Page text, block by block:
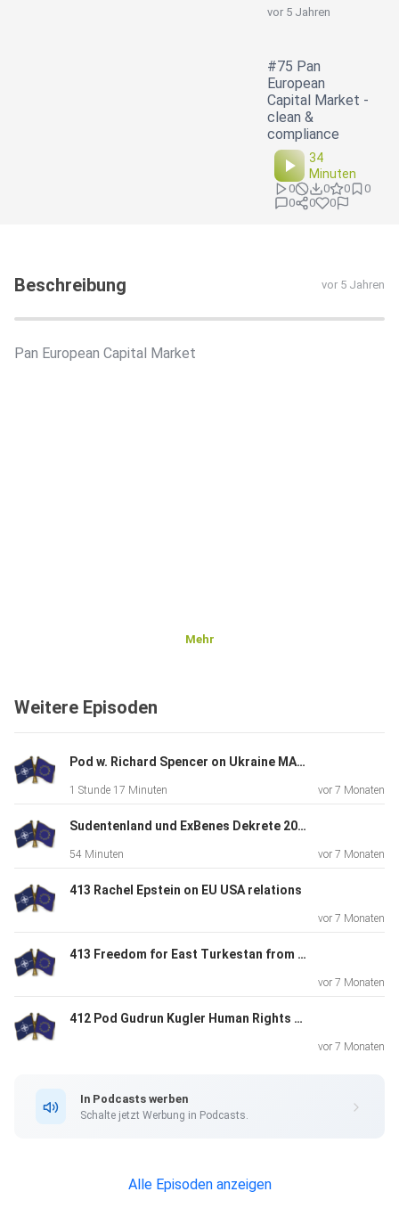
vor 5 Jahren
#75 Pan
European
Capital Market -
clean &
compliance
34
Minuten
0 0 0
0
0
0 0
Beschreibung vor 5 Jahren
Pan European Capital Market
Mehr
Weitere Episoden
Pod w. Richard Spencer on Ukraine MAGA NATO West
1 Stunde 17 Minuten vor 7 Monaten
Sudentenland und ExBenes Dekrete 2026
54 Minuten vor 7 Monaten
413 Rachel Epstein on EU USA relations
vor 7 Monaten
413 Freedom for East Turkestan from soon ExChina
vor 7 Monaten
412 Pod Gudrun Kugler Human Rights Day
vor 7 Monaten
In Podcasts werben
Schalte jetzt Werbung in Podcasts.
Alle Episoden anzeigen